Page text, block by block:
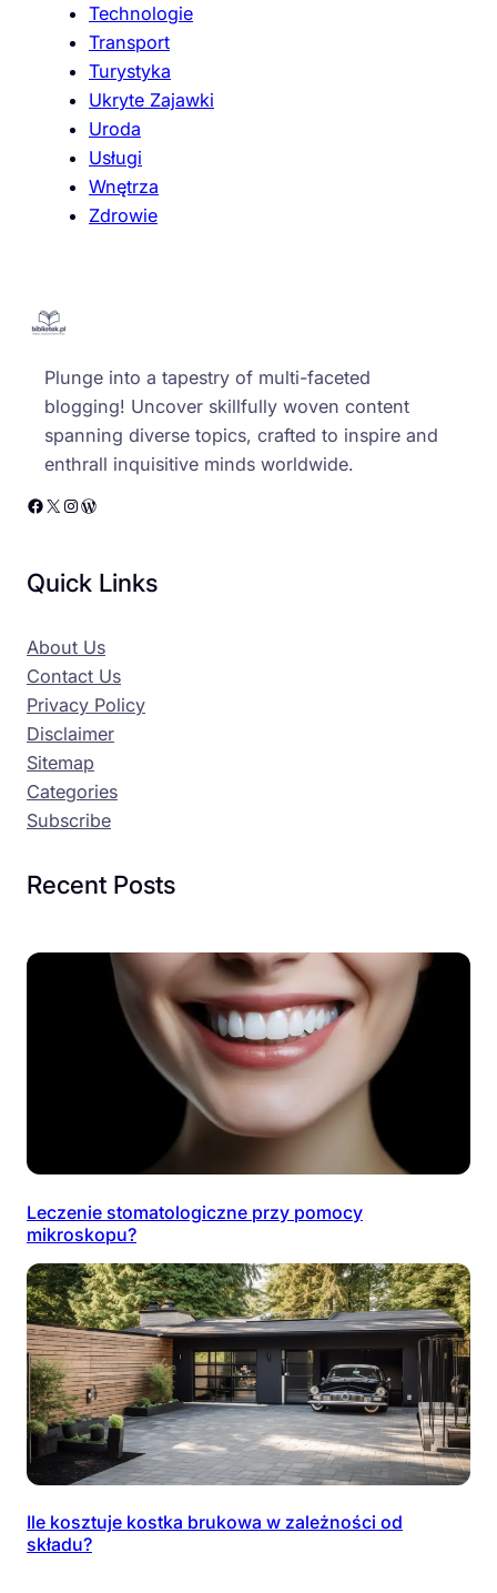
Technologie
Transport
Turystyka
Ukryte Zajawki
Uroda
Usługi
Wnętrza
Zdrowie
Plunge into a tapestry of multi-faceted
blogging! Uncover skillfully woven content
spanning diverse topics, crafted to inspire and
enthrall inquisitive minds worldwide.
Facebook X Instagram WordPress
Quick Links
About Us
Contact Us
Privacy Policy
Disclaimer
Sitemap
Categories
Subscribe
Recent Posts
Leczenie stomatologiczne przy pomocy
mikroskopu?
Ile kosztuje kostka brukowa w zależności od
składu?